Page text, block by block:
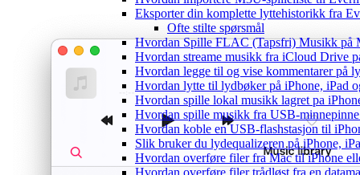
Eksporter din komplette lyttehistorikk fra
Ofte stilte spørsmål
Hvordan Spille FLAC (Tapsfri) Musikk på
Hvordan streame musikk fra iCloud Drive
Hvordan legge til og vise kommentarer på
Hvordan lytte til lydbøker på iPhone, iPad
Hvordan spille lokal musikk lagret pa
Hvordan spille musikk fra USB-
Hvordan koble en USB-flashstasjon til
Slik bruker du lydequalizeren på iPhone,
Hvordan overføre filer fra Mac til iPhone
Hvordan overføre filer trådløst fra en